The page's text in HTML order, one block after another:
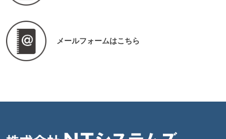
メールフォームはこちら